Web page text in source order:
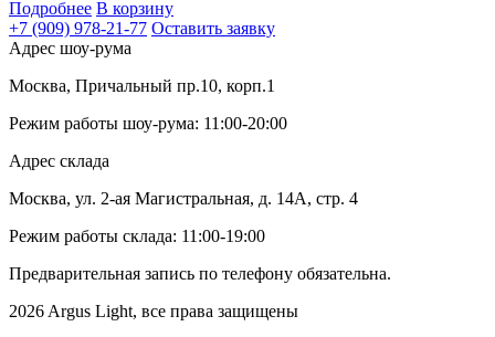
Подробнее В корзину
+7 (909) 978-21-77 Оставить заявку
Адрес шоу-рума
Москва, Причальный пр.10, корп.1
Режим работы шоу-рума: 11:00-20:00
Адрес склада
Москва, ул. 2-ая Магистральная, д. 14А, стр. 4
Режим работы склада: 11:00-19:00
Предварительная запись по телефону обязательна.
2026 Argus Light, все права защищены